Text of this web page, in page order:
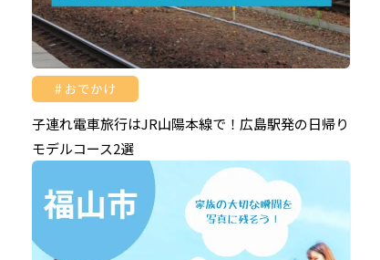
おでかけ
子連れ電車旅行はJR山陽本線で！広島駅発の日帰り
モデルコース2選